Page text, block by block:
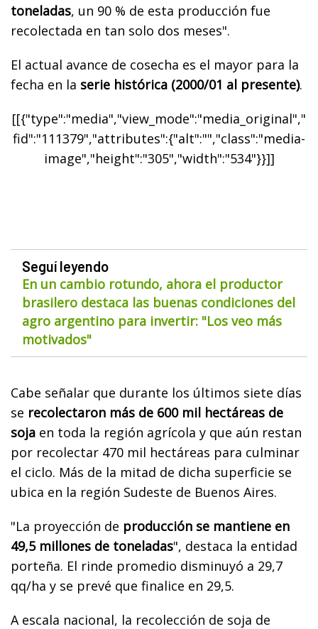
toneladas, un 90 % de esta producción fue
recolectada en tan solo dos meses".
El actual avance de cosecha es el mayor para la
fecha en la serie histórica (2000/01 al presente).
[[{"type":"media","view_mode":"media_original","
fid":"111379","attributes":{"alt":"","class":"media-
image","height":"305","width":"534"}}]]
Seguí leyendo
En un cambio rotundo, ahora el productor
brasilero destaca las buenas condiciones del
agro argentino para invertir: "Los veo más
motivados"
Cabe señalar que durante los últimos siete días
se recolectaron más de 600 mil hectáreas de
soja en toda la región agrícola y que aún restan
por recolectar 470 mil hectáreas para culminar
el ciclo. Más de la mitad de dicha superficie se
ubica en la región Sudeste de Buenos Aires.
"La proyección de producción se mantiene en
49,5 millones de toneladas", destaca la entidad
porteña. El rinde promedio disminuyó a 29,7
qq/ha y se prevé que finalice en 29,5.
A escala nacional, la recolección de soja de